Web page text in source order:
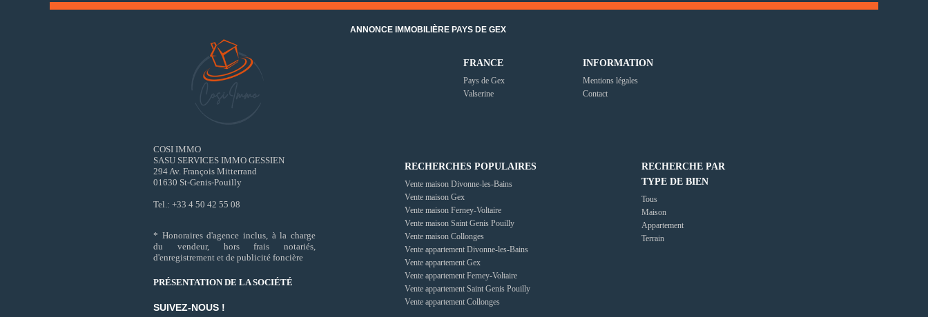
COSI IMMO
SASU SERVICES IMMO GESSIEN
294 Av. François Mitterrand
01630 St-Genis-Pouilly
Tel.: +33 4 50 42 55 08
* Honoraires d'agence inclus, à la charge
du vendeur, hors frais notariés,
d'enregistrement et de publicité foncière
PRÉSENTATION DE LA SOCIÉTÉ
SUIVEZ-NOUS !
ANNONCE IMMOBILIÈRE PAYS DE GEX
FRANCE
Pays de Gex
Valserine
INFORMATION
Mentions légales
Contact
RECHERCHES POPULAIRES
Vente maison Divonne-les-Bains
Vente maison Gex
Vente maison Ferney-Voltaire
Vente maison Saint Genis Pouilly
Vente maison Collonges
Vente appartement Divonne-les-Bains
Vente appartement Gex
Vente appartement Ferney-Voltaire
Vente appartement Saint Genis Pouilly
Vente appartement Collonges
RECHERCHE PAR
TYPE DE BIEN
Tous
Maison
Appartement
Terrain